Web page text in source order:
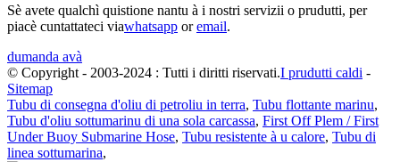
Sè avete qualchì quistione nantu à i nostri servizii o prudutti, per
piacè cuntattateci viawhatsapp oremail.
dumanda avà
© Copyright - 2003-2024 : Tutti i diritti riservati.I prudutti caldi -
Sitemap
Tubu di consegna d'oliu di petroliu in terra, Tubu flottante marinu,
Tubu d'oliu sottumarinu di una sola carcassa, First Off Plem / First
Under Buoy Submarine Hose, Tubu resistente à u calore, Tubu di
linea sottumarina,